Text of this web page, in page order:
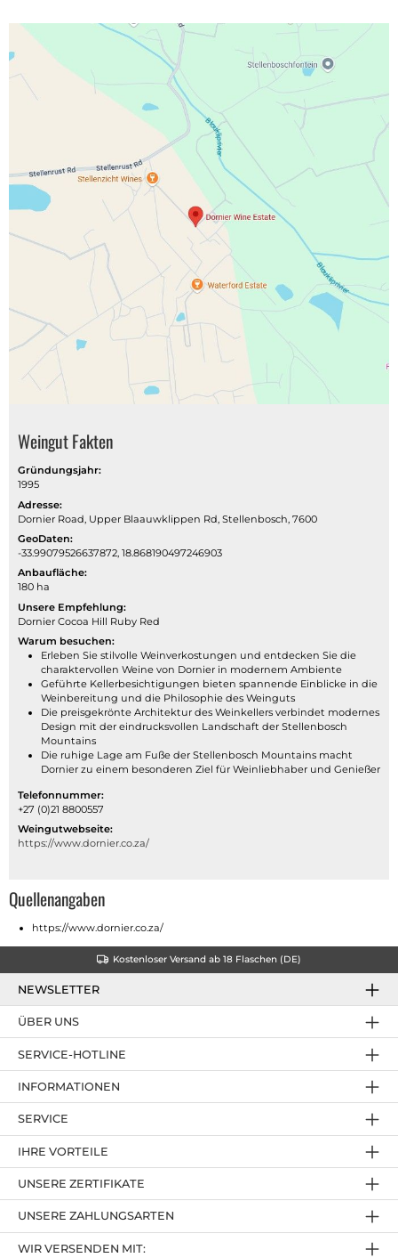
Weingut Fakten
Gründungsjahr:
1995
Adresse:
Dornier Road, Upper Blaauwklippen Rd, Stellenbosch, 7600
GeoDaten:
-33.99079526637872, 18.868190497246903
Anbaufläche:
180 ha
Unsere Empfehlung:
Dornier Cocoa Hill Ruby Red
Warum besuchen:
Erleben Sie stilvolle Weinverkostungen und entdecken Sie die
charaktervollen Weine von Dornier in modernem Ambiente
Geführte Kellerbesichtigungen bieten spannende Einblicke in die
Weinbereitung und die Philosophie des Weinguts
Die preisgekrönte Architektur des Weinkellers verbindet modernes
Design mit der eindrucksvollen Landschaft der Stellenbosch
Mountains
Die ruhige Lage am Fuße der Stellenbosch Mountains macht
Dornier zu einem besonderen Ziel für Weinliebhaber und Genießer
Telefonnummer:
+27 (0)21 8800557
Weingutwebseite:
https://www.dornier.co.za/
Quellenangaben
https://www.dornier.co.za/
Kostenloser Versand ab 18 Flaschen (DE)
NEWSLETTER
SERVICE-HOTLINE
IHRE VORTEILE
UNSERE ZAHLUNGSARTEN
ÜBER UNS
UNSERE ZERTIFIKATE
INFORMATIONEN
SERVICE
WIR VERSENDEN MIT: